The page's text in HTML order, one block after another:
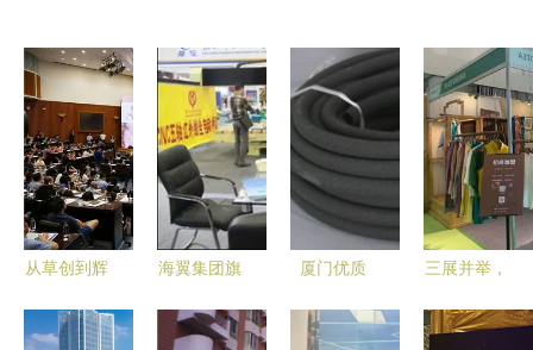
从草创到辉
事用品展十
海翼集团旗
连续十六年
厦门优质
灌溉滴箭供
三展并举，
——2021